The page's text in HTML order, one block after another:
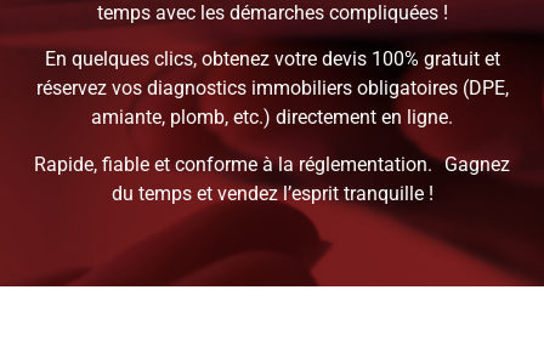
temps avec les démarches compliquées !
En quelques clics, obtenez votre devis 100% gratuit et
réservez vos diagnostics immobiliers obligatoires (DPE,
amiante, plomb, etc.) directement en ligne.
Rapide, fiable et conforme à la réglementation. Gagnez
du temps et vendez l’esprit tranquille !